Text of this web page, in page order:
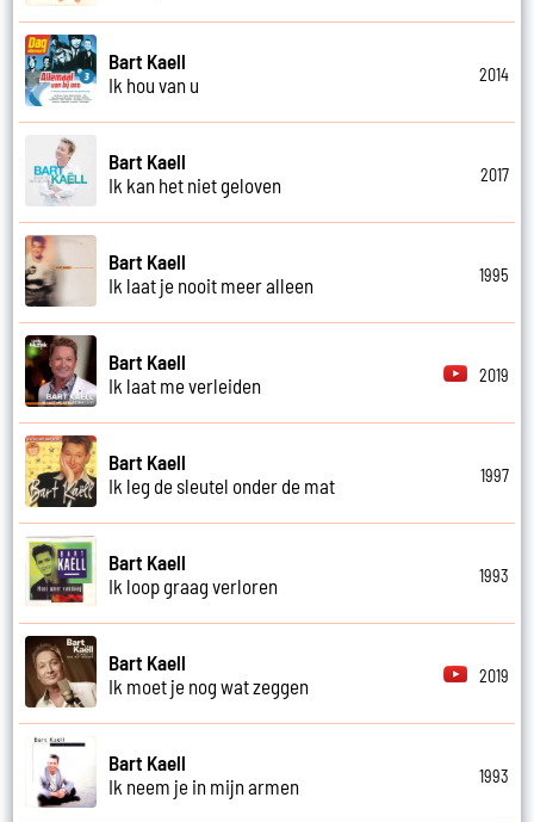
Bart Kaell
Ik hou van u
2014
Bart Kaell
Ik kan het niet geloven
2017
Bart Kaell
Ik laat je nooit meer alleen
1995
Bart Kaell
Ik laat me verleiden
2019
Bart Kaell
Ik leg de sleutel onder de mat
1997
Bart Kaell
Ik loop graag verloren
1993
Bart Kaell
Ik moet je nog wat zeggen
2019
Bart Kaell
Ik neem je in mijn armen
1993